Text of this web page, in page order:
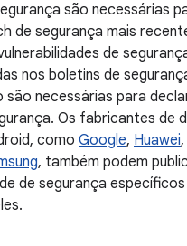
são necessárias
de segurança mais
de
nos boletins de
são necessárias para
Os fabricantes de
como Google, Huawei,
, também podem
de segurança